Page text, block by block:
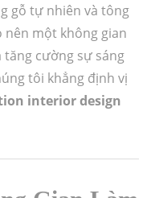
gỗ tự nhiên và tông
nên một không gian
tăng cường sự sáng
tôi khẳng định vị
interior design